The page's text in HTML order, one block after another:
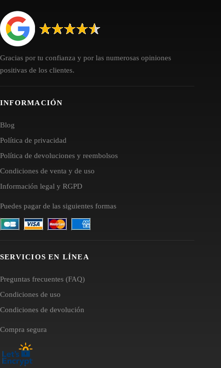
Gracias por tu confianza y por las numerosas opiniones
positivas de los clientes.
INFORMACIÓN
Blog
Política de privacidad
Política de devoluciones y reembolsos
Condiciones de venta y de uso
Información legal y RGPD
Puedes pagar de las siguientes formas
SERVICIOS EN LÍNEA
Preguntas frecuentes (FAQ)
Condiciones de uso
Condiciones de devolución
Compra segura